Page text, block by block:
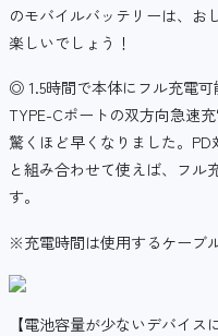
のモバイルバッテリーは、お
楽しいでしょう！
◎ 1.5時間で本体にフル充電可
TYPE-Cポートの双方向急速
驚くほど早くなりました。PD
と組み合わせて使えば、フル
す。
※充電時間は使用するケーブ
【電池容量が少ないデバイス